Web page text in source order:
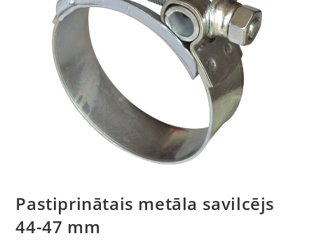
Pastiprinātais metāla savilcējs
44-47 mm